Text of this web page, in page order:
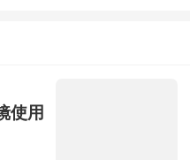
全标注，韩国本
实时信息最全。
使用